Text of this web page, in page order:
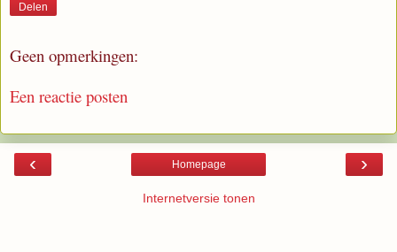
Delen
Geen opmerkingen:
Een reactie posten
‹ ›
Homepage
Internetversie tonen